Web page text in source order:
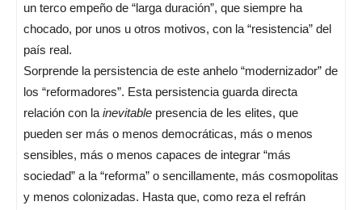
un terco empeño de “larga duración”, que siempre ha
chocado, por unos u otros motivos, con la “resistencia” del
país real.
Sorprende la persistencia de este anhelo “modernizador” de
los “reformadores”. Esta persistencia guarda directa
relación con la inevitable presencia de les elites, que
pueden ser más o menos democráticas, más o menos
sensibles, más o menos capaces de integrar “más
sociedad” a la “reforma” o sencillamente, más cosmopolitas
y menos colonizadas. Hasta que, como reza el refrán